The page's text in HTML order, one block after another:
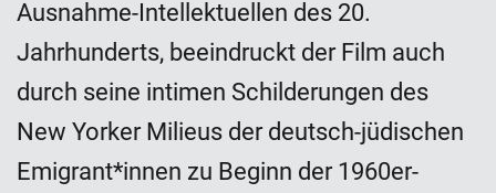
Ausnahme-Intellektuellen des 20.
Jahrhunderts, beeindruckt der Film auch
durch seine intimen Schilderungen des
New Yorker Milieus der deutsch-jüdischen
Emigrant*innen zu Beginn der 1960er-